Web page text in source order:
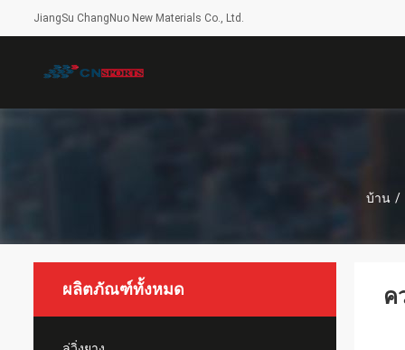
JiangSu ChangNuo New Materials Co., Ltd.
บ้าน /
ผลิตภัณฑ์ทั้งหมด ค